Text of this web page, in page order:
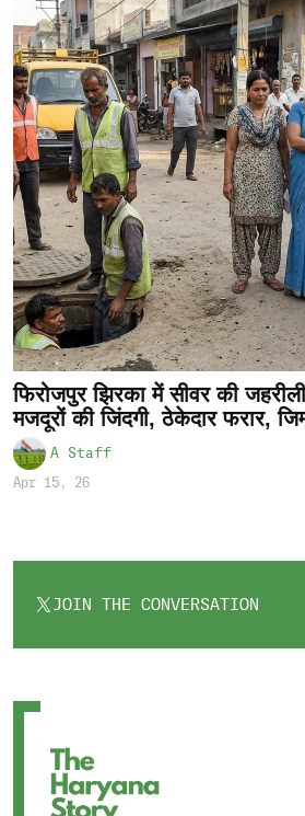
फिरोजपुर झिरका में सीवर की
मजदूरों की जिंदगी, ठेकेदार फरार,
A Staff
Apr 15, 26
JOIN THE CONVERSATION
OPENS